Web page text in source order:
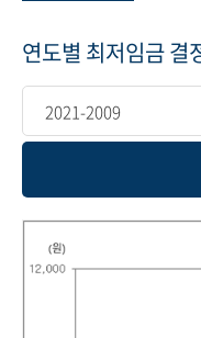
연도별 최저임금 결
2021-2009